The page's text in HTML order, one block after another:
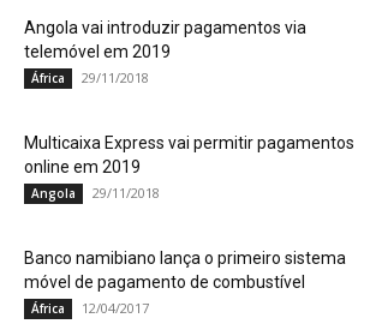
Angola vai introduzir pagamentos via
telemóvel em 2019
África 29/11/2018
Multicaixa Express vai permitir pagamentos
online em 2019
Angola 29/11/2018
Banco namibiano lança o primeiro sistema
móvel de pagamento de combustível
África 12/04/2017